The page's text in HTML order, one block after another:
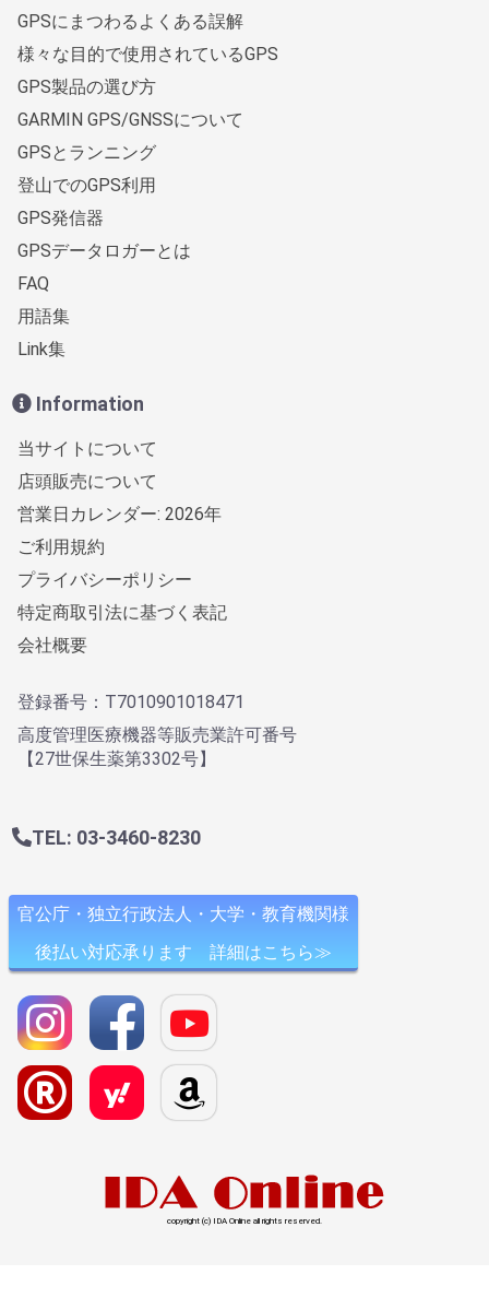
GPSにまつわるよくある誤解
様々な目的で使用されているGPS
GPS製品の選び方
GARMIN GPS/GNSSについて
GPSとランニング
登山でのGPS利用
GPS発信器
GPSデータロガーとは
FAQ
用語集
Link集
Information
当サイトについて
店頭販売について
営業日カレンダー: 2026年
ご利用規約
プライバシーポリシー
特定商取引法に基づく表記
会社概要
登録番号：T7010901018471
高度管理医療機器等販売業許可番号
【27世保生薬第3302号】
TEL: 03-3460-8230
官公庁・独立行政法人・大学・教育機関様
後払い対応承ります 詳細はこちら≫
copyright (c) IDA Online all rights reserved.